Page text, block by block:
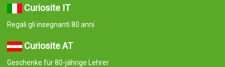
Curiosite IT
Regali gli insegnanti 80 anni
Curiosite AT
Geschenke für 80-jährige Lehrer